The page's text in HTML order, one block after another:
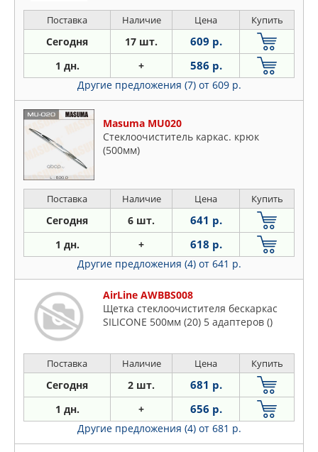
Поставка Наличие Цена Купить
Сегодня 17 шт. 609 р.
1 дн. + 586 р.
Другие предложения (7) от 609 р.
Masuma MU020
Стеклоочиститель каркас. крюк
(500мм)
Поставка Наличие Цена Купить
Сегодня 6 шт. 641 р.
1 дн. + 618 р.
Другие предложения (4) от 641 р.
AirLine AWBBS008
Щетка стеклоочистителя бескаркас
SILICONE 500мм (20) 5 адаптеров ()
Поставка Наличие Цена Купить
Сегодня 2 шт. 681 р.
1 дн. + 656 р.
Другие предложения (4) от 681 р.